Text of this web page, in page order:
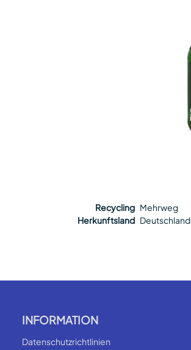
Recycling Mehrweg
Herkunftsland Deutschland
INFORMATION
Datenschutzrichtlinien